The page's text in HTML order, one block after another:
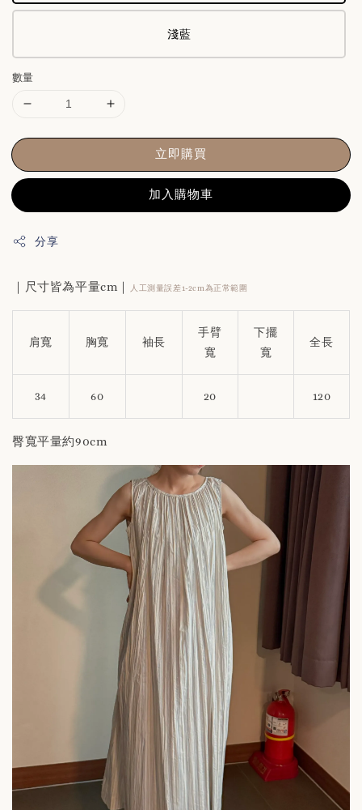
淺藍
數量
立即購買
加入購物車
分享
｜尺寸皆為平量cm｜ 人工測量誤差1-2cm為正常範圍
肩寬 胸寬 袖長
手臂
寬
下擺
寬
全長
34 60 20 120
臀寬平量約90cm